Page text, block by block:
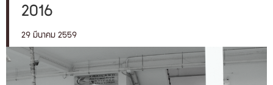
2016
29 มีนาคม 2559